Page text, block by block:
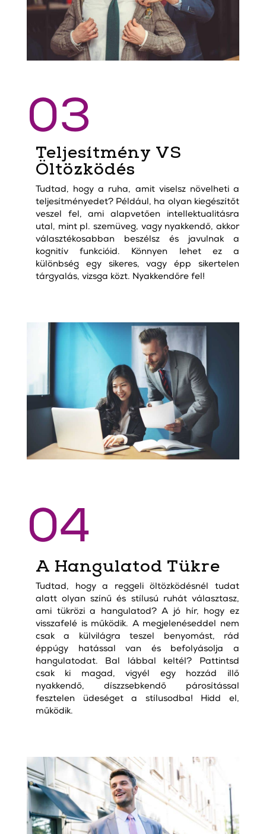
03
Teljesítmény VS
Öltözködés
Tudtad, hogy a ruha, amit viselsz növelheti a
teljesítményedet? Például, ha olyan kiegészítőt
veszel fel, ami alapvetően intellektualitásra
utal, mint pl. szemüveg, vagy nyakkendő, akkor
választékosabban beszélsz és javulnak a
kognitív funkcióid. Könnyen lehet ez a
különbség egy sikeres, vagy épp sikertelen
tárgyalás, vizsga közt. Nyakkendőre fel!
04
A Hangulatod Tükre
Tudtad, hogy a reggeli öltözködésnél tudat
alatt olyan színű és stílusú ruhát választasz,
ami tükrözi a hangulatod? A jó hír, hogy ez
visszafelé is működik. A megjelenéseddel nem
csak a külvilágra teszel benyomást, rád
éppúgy hatással van és befolyásolja a
hangulatodat. Bal lábbal keltél? Pattintsd
csak ki magad, vigyél egy hozzád illő
nyakkendő, díszzsebkendő párosítással
fesztelen üdeséget a stílusodba! Hidd el,
működik.